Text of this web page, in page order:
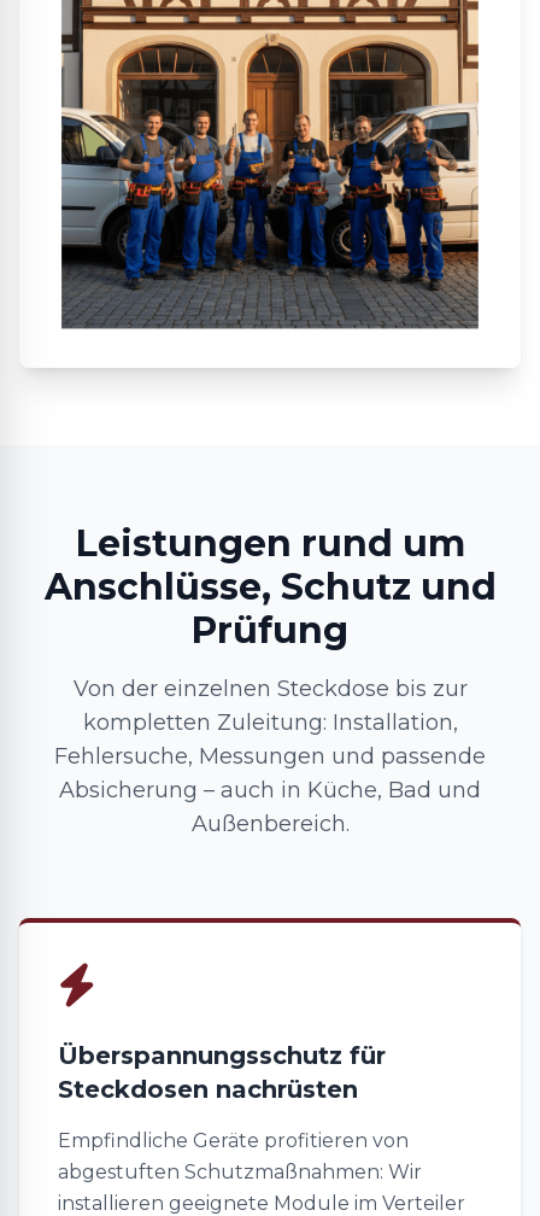
Leistungen rund um
Anschlüsse, Schutz und
Prüfung
Von der einzelnen Steckdose bis zur
kompletten Zuleitung: Installation,
Fehlersuche, Messungen und passende
Absicherung – auch in Küche, Bad und
Außenbereich.
Überspannungsschutz für
Steckdosen nachrüsten
Empfindliche Geräte profitieren von
abgestuften Schutzmaßnahmen: Wir
installieren geeignete Module im Verteiler